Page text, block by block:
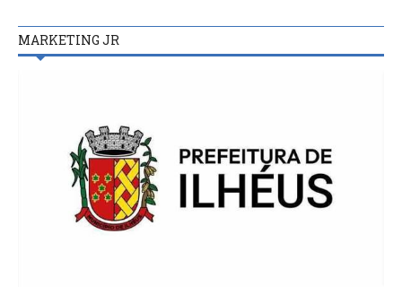
MARKETING JR